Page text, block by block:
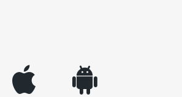
appleinc android